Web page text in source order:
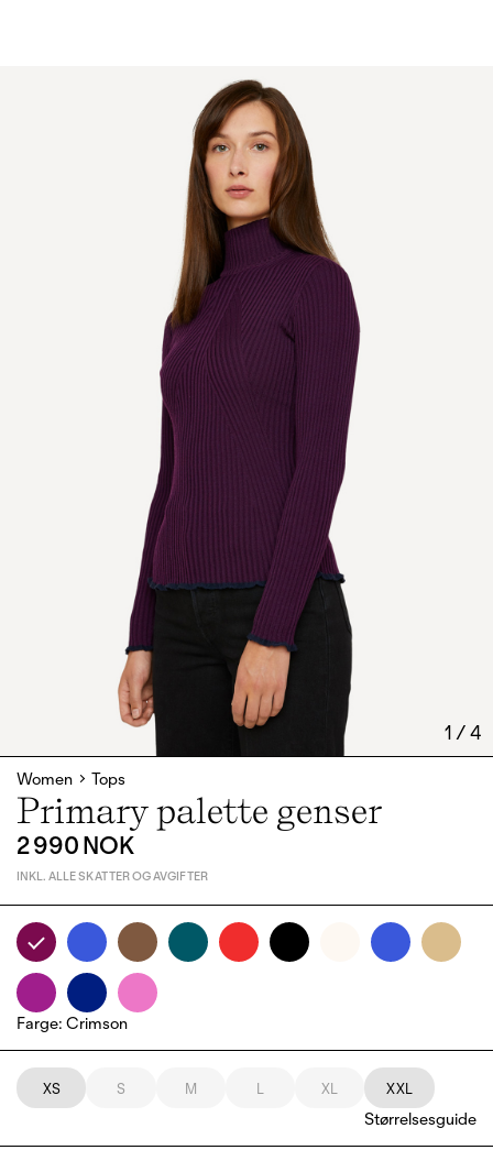
Women Tops
Primary palette genser
2 990 NOK
INKL. ALLE SKATTER OG AVGIFTER
Farge: Crimson
XS S M L XL XXL
Størrelsesguide
1 /4